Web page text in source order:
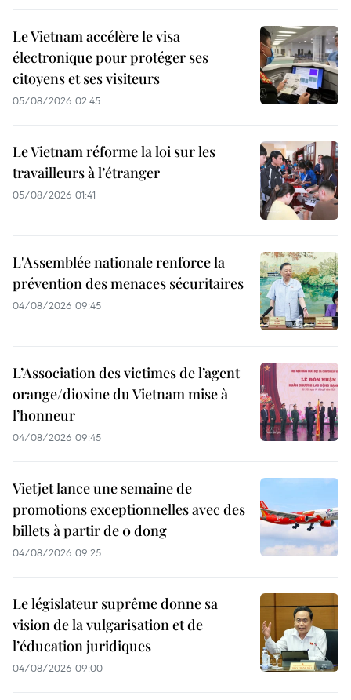
Le Vietnam accélère le visa
électronique pour protéger ses
citoyens et ses visiteurs
05/08/2026 02:45
Le Vietnam réforme la loi sur les
travailleurs à l’étranger
05/08/2026 01:41
L'Assemblée nationale renforce la
prévention des menaces sécuritaires
04/08/2026 09:45
L’Association des victimes de l’agent
orange/dioxine du Vietnam mise à
l’honneur
04/08/2026 09:45
Vietjet lance une semaine de
promotions exceptionnelles avec des
billets à partir de 0 dong
04/08/2026 09:25
Le législateur suprême donne sa
vision de la vulgarisation et de
l’éducation juridiques
04/08/2026 09:00